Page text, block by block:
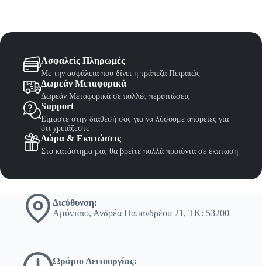
Ασφαλείς Πληρωμές
Με την ασφάλεια που δίνει η τράπεζα Πειραιώς
Δωρεάν Μεταφορικά
Δωρεάν Μεταφορικά σε πολλές περιπτώσεις
Support
Είμαστε στην διάθεσή σας για να λύσουμε απορείες για
ότι χρειάζεστε
Δώρα & Εκπτώσεις
Στο κατάστημα μας θα βρείτε πολλά προιόντα σε έκπτωση
Διεύθυνση:
Αμύνταιο, Ανδρέα Παπανδρέου 21, ΤΚ: 53200
Ωράριο Λειτουργίας: